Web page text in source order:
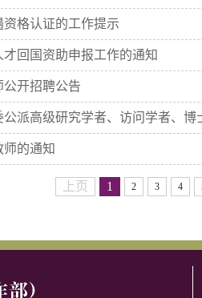
格认证的工作提示
回国资助申报工作的通知
开招聘公告
派高级研究学者、访问学者、博
的通知
上页 1 2 3 4